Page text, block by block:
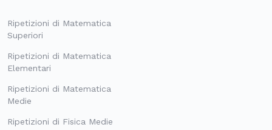
Ripetizioni di Matematica
Superiori
Ripetizioni di Matematica
Elementari
Ripetizioni di Matematica
Medie
Ripetizioni di Fisica Medie